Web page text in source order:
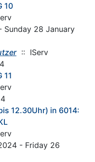
10
Sunday 28 January
:: IServ
11
12.30Uhr) in 6014:
- Friday 26